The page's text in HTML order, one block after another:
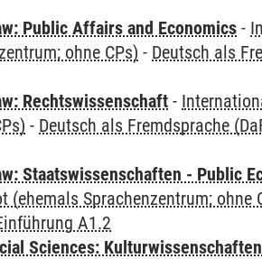
Public Affairs and Economics -
ohne CPs) - Deutsch als
Rechtswissenschaft -
- Deutsch als Fremdsprache
Staatswissenschaften - Public
Sprachenzentrum; ohne
A1.2
Sciences: